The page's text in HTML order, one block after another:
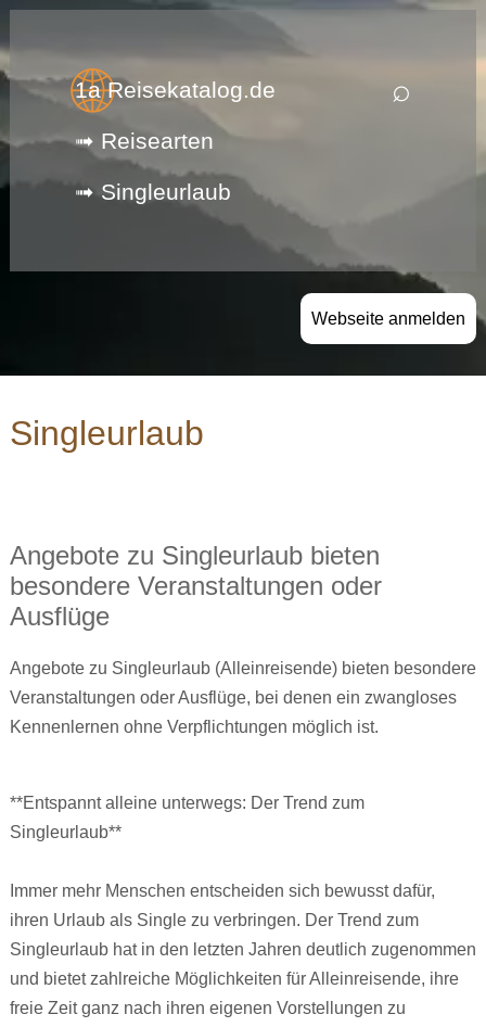
⌕
1a Reisekatalog.de
➟ Reisearten
➟ Singleurlaub
Webseite anmelden
Singleurlaub
Angebote zu Singleurlaub bieten
besondere Veranstaltungen oder
Ausflüge
Angebote zu Singleurlaub (Alleinreisende) bieten besondere
Veranstaltungen oder Ausflüge, bei denen ein zwangloses
Kennenlernen ohne Verpflichtungen möglich ist.
**Entspannt alleine unterwegs: Der Trend zum
Singleurlaub**
Immer mehr Menschen entscheiden sich bewusst dafür,
ihren Urlaub als Single zu verbringen. Der Trend zum
Singleurlaub hat in den letzten Jahren deutlich zugenommen
und bietet zahlreiche Möglichkeiten für Alleinreisende, ihre
freie Zeit ganz nach ihren eigenen Vorstellungen zu